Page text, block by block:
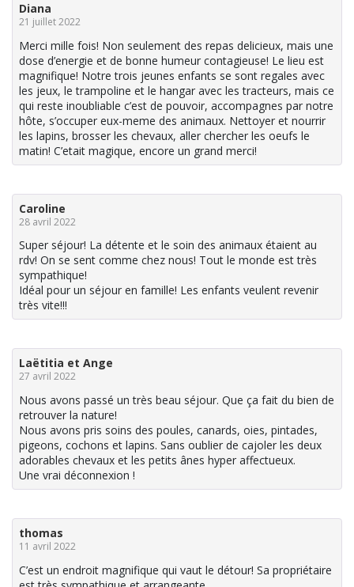
Diana
21 juillet 2022
Merci mille fois! Non seulement des repas delicieux, mais une
dose d’energie et de bonne humeur contagieuse! Le lieu est
magnifique! Notre trois jeunes enfants se sont regales avec
les jeux, le trampoline et le hangar avec les tracteurs, mais ce
qui reste inoubliable c’est de pouvoir, accompagnes par notre
hôte, s’occuper eux-meme des animaux. Nettoyer et nourrir
les lapins, brosser les chevaux, aller chercher les oeufs le
matin! C’etait magique, encore un grand merci!
Caroline
28 avril 2022
Super séjour! La détente et le soin des animaux étaient au
rdv! On se sent comme chez nous! Tout le monde est très
sympathique!
Idéal pour un séjour en famille! Les enfants veulent revenir
très vite!!!
Laëtitia et Ange
27 avril 2022
Nous avons passé un très beau séjour. Que ça fait du bien de
retrouver la nature!
Nous avons pris soins des poules, canards, oies, pintades,
pigeons, cochons et lapins. Sans oublier de cajoler les deux
adorables chevaux et les petits ânes hyper affectueux.
Une vrai déconnexion !
thomas
11 avril 2022
C’est un endroit magnifique qui vaut le détour! Sa propriétaire